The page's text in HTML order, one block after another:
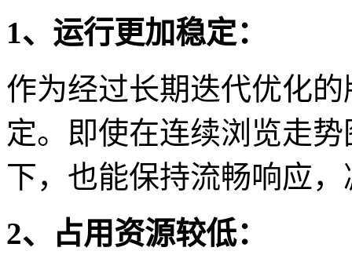
1、运行更加稳定：
作为经过长期迭代优化
定。即使在连续浏览走
下，也能保持流畅响应
2、占用资源较低：